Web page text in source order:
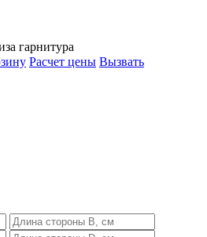
гарнитура
Расчет цены Вызвать